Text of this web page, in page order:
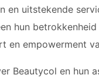
en uitstekende
hun
en empowerment
Beautycol en hun